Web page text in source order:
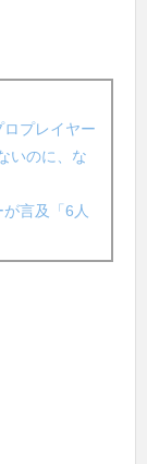
プレイヤー
いのに、な
言及「6人